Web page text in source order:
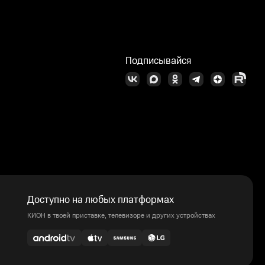
Подписывайся
Доступно на любых платформах
КИОН в твоей приставке, телевизоре и других устройствах